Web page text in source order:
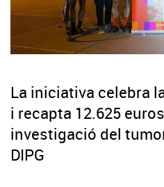
La iniciativa celebra
i recapta 12.625
investigació del
DIPG